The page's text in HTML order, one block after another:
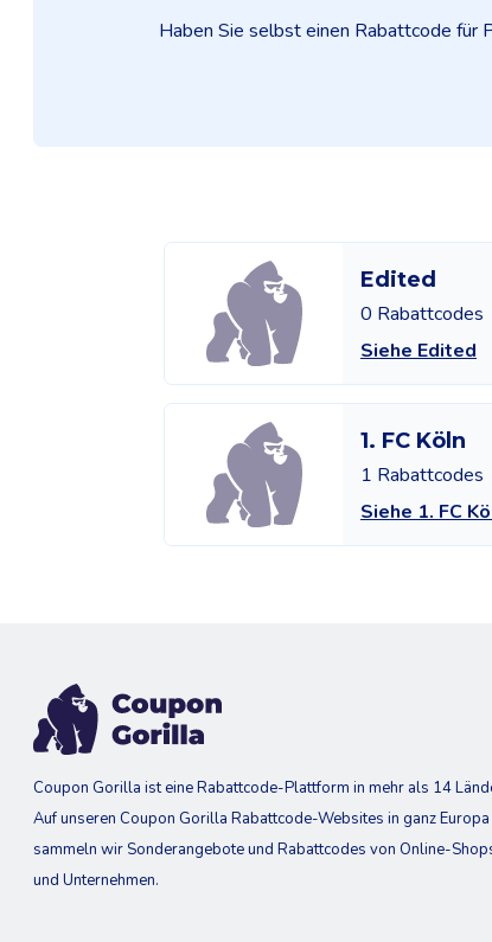
Haben Sie selbst einen Rabattcode für
Edited
0 Rabattcodes
Siehe Edited
1. FC Köln
1 Rabattcodes
Siehe 1. FC
Coupon Gorilla ist eine Rabattcode-Plattform in mehr als 14
Auf unseren Coupon Gorilla Rabattcode-Websites in ganz Europa
sammeln wir Sonderangebote und Rabattcodes von Online-
und Unternehmen.